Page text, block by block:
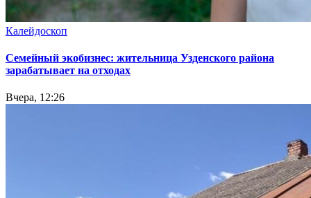
Калейдоскоп
Семейный экобизнес: жительница Узденского района
зарабатывает на отходах
Вчера, 12:26